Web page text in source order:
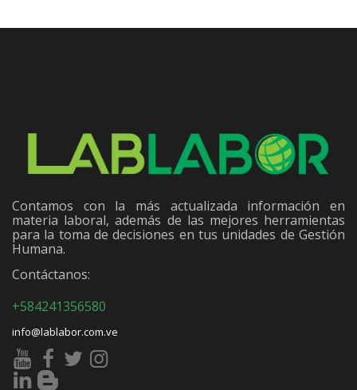
Contamos con la más actualizada información en
materia laboral, además de las mejores herramientas
para la toma de decisiones en tus unidades de Gestión
Humana.
Contáctanos:
+584241356580
info@lablabor.com.ve